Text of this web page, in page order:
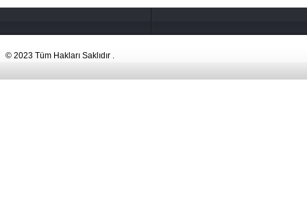
© 2023 Tüm Hakları Saklıdır .